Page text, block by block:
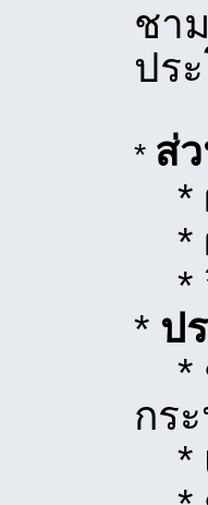
ชา
ปร
* ส่
*
*
*
* ป
*
กร
*